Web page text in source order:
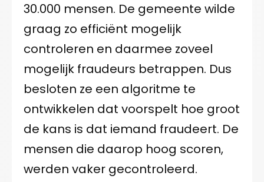
30.000 mensen. De gemeente wilde
graag zo efficiënt mogelijk
controleren en daarmee zoveel
mogelijk fraudeurs betrappen. Dus
besloten ze een algoritme te
ontwikkelen dat voorspelt hoe groot
de kans is dat iemand fraudeert. De
mensen die daarop hoog scoren,
werden vaker gecontroleerd.